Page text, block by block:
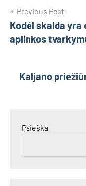
Navigacija
tarp
Previous Post
Kodėl skalda
aplinkos
Kaljano
Paieška